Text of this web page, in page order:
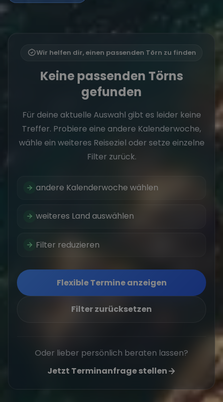
Wir helfen dir, einen passenden Törn zu finden
Keine passenden Törns
gefunden
Für deine aktuelle Auswahl gibt es leider keine
Treffer. Probiere eine andere Kalenderwoche,
wähle ein weiteres Reiseziel oder setze einzelne
Filter zurück.
andere Kalenderwoche wählen
weiteres Land auswählen
Filter reduzieren
Flexible Termine anzeigen
Filter zurücksetzen
Oder lieber persönlich beraten lassen?
Jetzt Terminanfrage stellen